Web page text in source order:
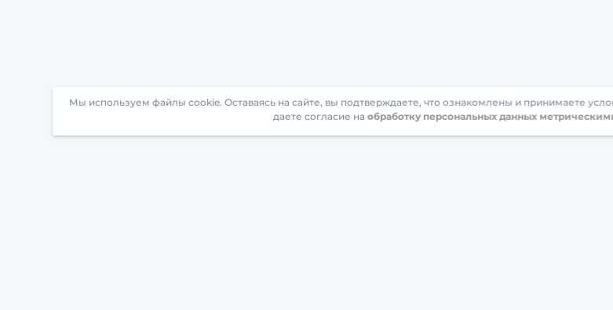
Мы используем файлы cookie. Оставаясь на сайте, вы подтверждаете, что ознакомлены и принимаете
даете согласие на обработку персональных данных